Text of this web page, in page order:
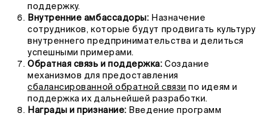
поддержку.
Внутренние амбассадоры: Назначение
сотрудников, которые будут продвигать культуру
внутреннего предпринимательства и делиться
успешными примерами.
Обратная связь и поддержка: Создание
механизмов для предоставления
сбалансированной обратной связи по идеям и
поддержка их дальнейшей разработки.
Награды и признание: Введение программ